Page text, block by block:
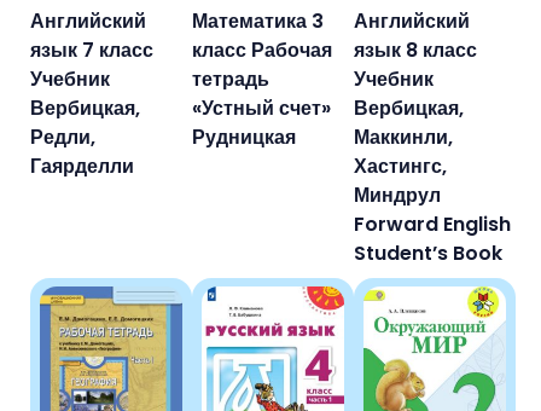
Английский
язык 7 класс
Учебник
Вербицкая,
Редли,
Гаярделли
Математика 3
класс Рабочая
тетрадь
«Устный счет»
Рудницкая
Английский
язык 8 класс
Учебник
Вербицкая,
Маккинли,
Хастингс,
Миндрул
Forward English
Student’s Book